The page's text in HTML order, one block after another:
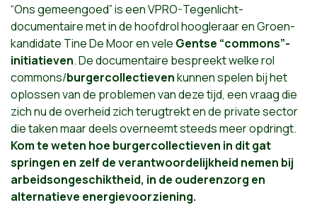
“Ons gemeengoed” is een VPRO-Tegenlicht-
documentaire met in de hoofdrol hoogleraar en Groen-
kandidate Tine De Moor en vele Gentse “commons”-
initiatieven. De documentaire bespreekt welke rol
commons/burgercollectievenkunnen spelen bij het
oplossen van de problemen van deze tijd, een vraag die
zich nu de overheid zich terugtrekt en de private sector
die taken maar deels overneemt steeds meer opdringt.
Kom te weten hoe burgercollectieven in dit gat
springen en zelf de verantwoordelijkheid nemen bij
arbeidsongeschiktheid, in de ouderenzorg en
alternatieve energievoorziening.